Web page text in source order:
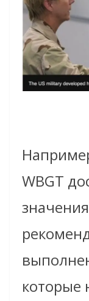
WBGT
которые